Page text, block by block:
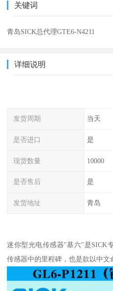
关键词
青岛SICK总代理GTE6-N4211
详细说明
发货周期 当天
是否进口 是
现货数量 10000
是否售后 是
发货地址 青岛
迷你型光电传感器"基六"是SICK
传感器中的里程碑，也是款以中文